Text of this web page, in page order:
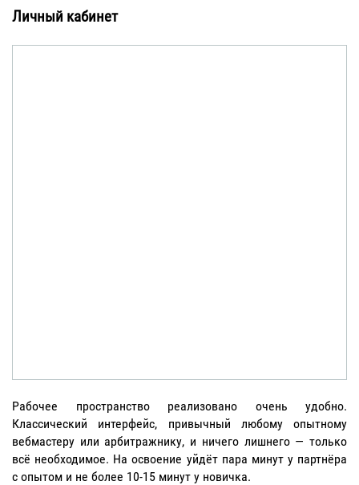
Личный кабинет
Рабочее пространство реализовано очень удобно.
Классический интерфейс, привычный любому опытному
вебмастеру или арбитражнику, и ничего лишнего — только
всё необходимое. На освоение уйдёт пара минут у партнёра
с опытом и не более 10-15 минут у новичка.